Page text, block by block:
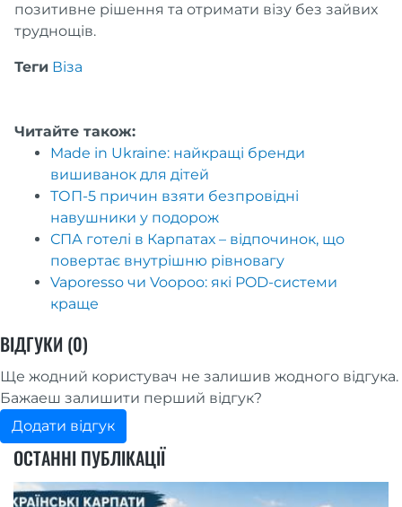
позитивне рішення та отримати візу без зайвих
труднощів.
Теги Віза
Читайте також:
Made in Ukraine: найкращі бренди
вишиванок для дітей
ТОП-5 причин взяти безпровідні
навушники у подорож
СПА готелі в Карпатах – відпочинок, що
повертає внутрішню рівновагу
Vaporesso чи Voopoo: які POD-системи
краще
ВІДГУКИ (0)
Ще жодний користувач не залишив жодного відгука.
Бажаеш залишити перший відгук?
Додати відгук
ОСТАННІ ПУБЛІКАЦІЇ